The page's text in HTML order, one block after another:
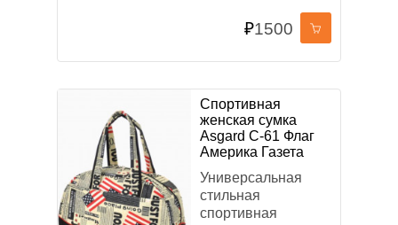
₽1500
Спортивная
женская сумка
Asgard С-61 Флаг
Америка Газета
Универсальная
стильная
спортивная